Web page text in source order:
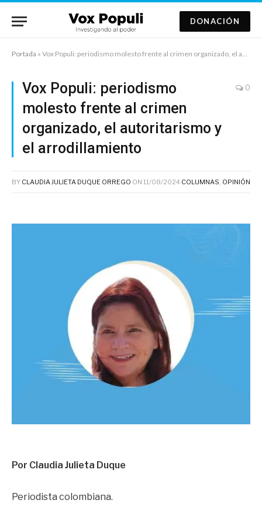
DONACIÓN
Portada » Vox Populi: periodismo molesto frente al crimen organizado, el autoritarismo y el arrodillamiento
Vox Populi: periodismo
molesto frente al crimen
organizado, el autoritarismo y
el arrodillamiento
0
BY CLAUDIA JULIETA DUQUE ORREGO ON 11/08/2024 COLUMNAS, OPINIÓN
Por Claudia Julieta Duque
Periodista colombiana.